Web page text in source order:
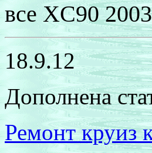
всеXC90
18.9.12
Дополнена
Ремонт круиз